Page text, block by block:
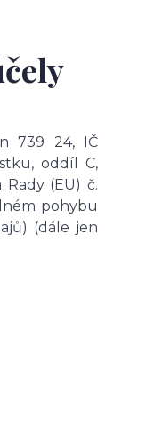
739 24, IČ
oddíl C,
(EU) č.
pohybu
(dále jen